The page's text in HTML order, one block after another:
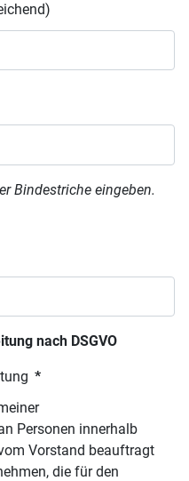
Bindestriche eingeben.
nach DSGVO
*
Personen innerhalb
Vorstand beauftragt
die für den